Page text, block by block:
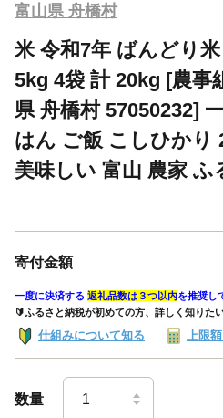
富山県 舟橋村
米 令和7年 ばんどり
5kg 4袋 計 20kg [農事
県 舟橋村 57050232]
はん ご飯 こしひかり
美味しい 富山 農家 ふ
寄付金額
一度に決済する 返礼品数は３つ以内を推奨し
🔰ふるさと納税が初めての方、詳しく知りた
仕組みについて知る 上限
数量